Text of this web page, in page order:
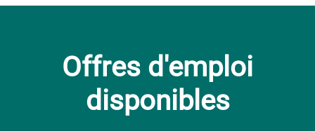
Offres d'emploi
disponibles